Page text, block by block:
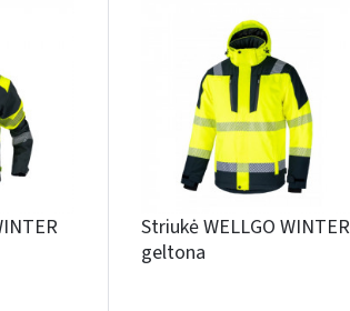
Striukė WELLGO WINTER
geltona
Prisijungti
Pamiršote slaptažodį?
Facebook